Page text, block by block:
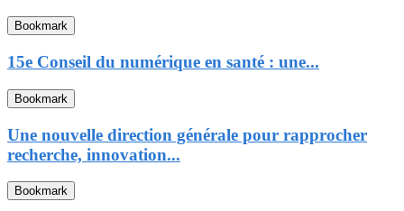
Bookmark
15e Conseil du numérique en santé : une...
Bookmark
Une nouvelle direction générale pour rapprocher
recherche, innovation...
Bookmark